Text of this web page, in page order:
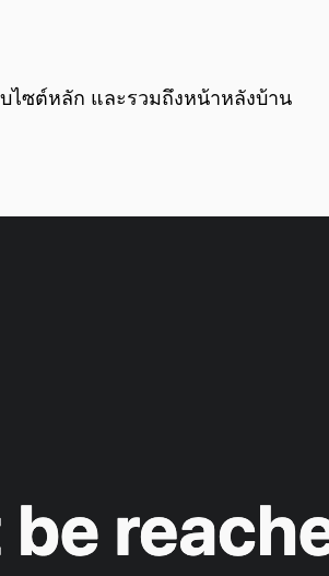
0:00 / 0:00
ไซต์หลัก และรวมถึงหน้าหลังบ้าน